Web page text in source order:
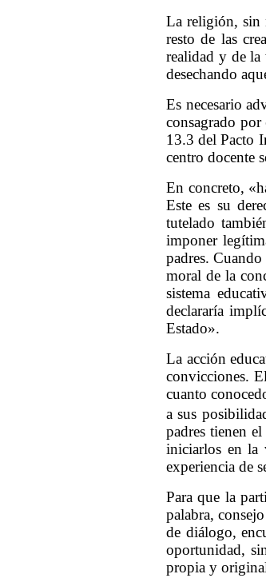
La religión, sin
resto de las
realidad y de la
desechando
Es necesario
consagrado
13.3 del Pacto
centro docente
En concreto,
Este es su
tutelado
imponer
padres.
moral de la
sistema
declararía
Estado».
La acción
convicciones.
cuanto
a sus
padres tienen
iniciarlos en la
experiencia de
Para que la
palabra,
de diálogo,
oportunidad,
propia y